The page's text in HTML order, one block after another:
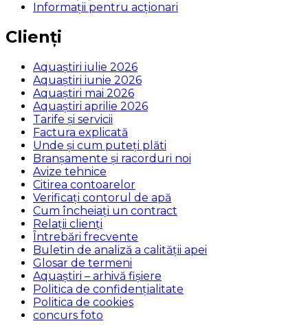
Informații pentru acționari
Clienți
Aquaștiri iulie 2026
Aquaștiri iunie 2026
Aquaștiri mai 2026
Aquaștiri aprilie 2026
Tarife și servicii
Factura explicată
Unde și cum puteţi plăti
Branșamente și racorduri noi
Avize tehnice
Citirea contoarelor
Verificaţi contorul de apă
Cum încheiaţi un contract
Relaţii clienţi
Întrebări frecvente
Buletin de analiză a calităţii apei
Glosar de termeni
Aquaștiri – arhivă fișiere
Politica de confidențialitate
Politica de cookies
concurs foto